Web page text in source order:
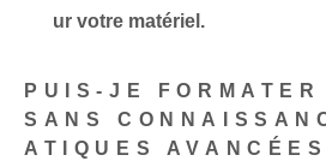
ur votre matériel.
PUIS-JE FORMATER
SANS
ATIQUES